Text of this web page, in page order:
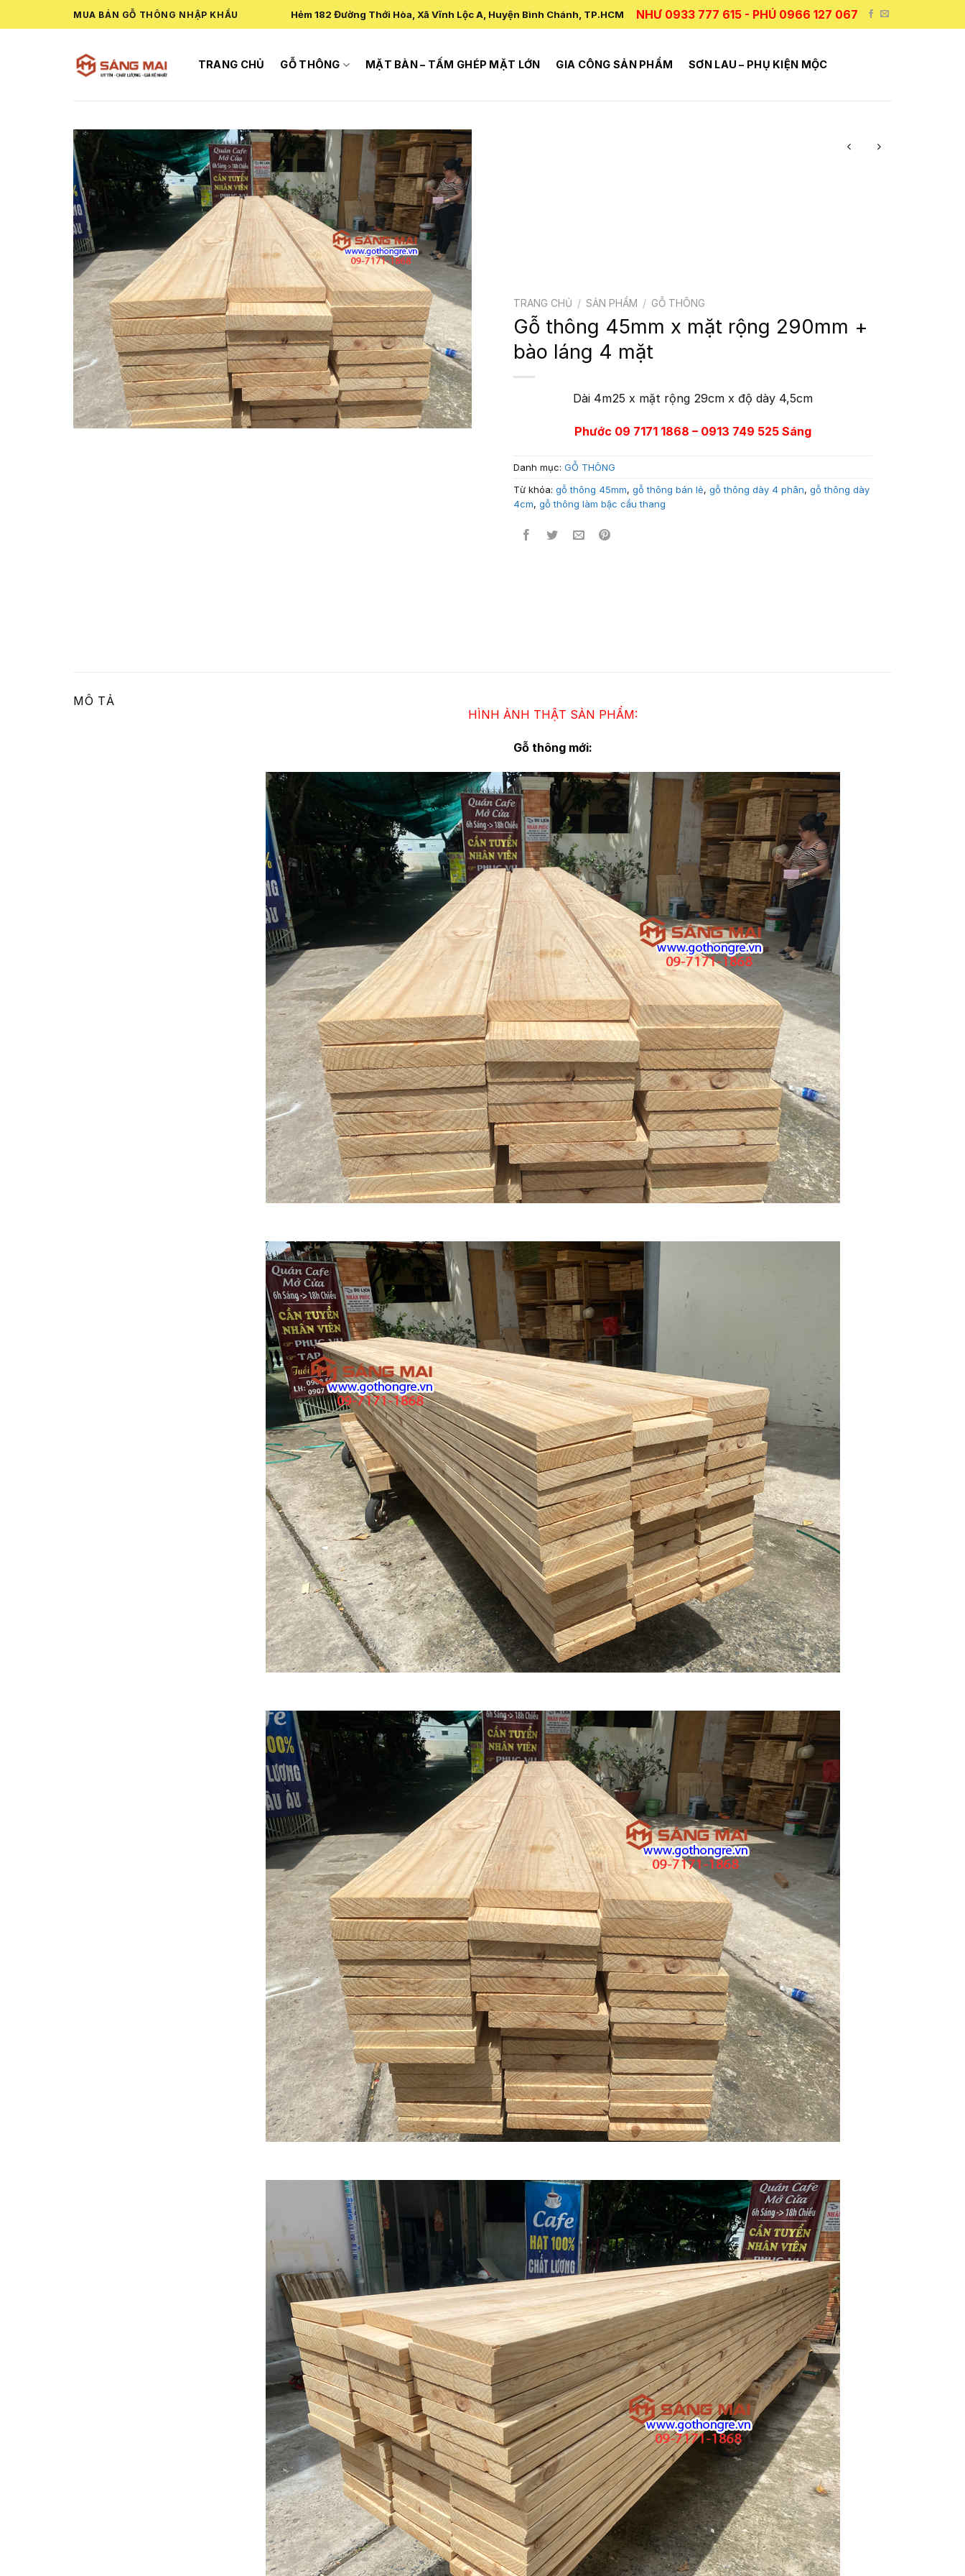
to
MUA BÁN GỖ THÔNG NHẬP KHẨU Hẻm 182 Đường Thới Hòa, Xã Vĩnh Lộc A, Huyện Bình Chánh, TP.HCM NHƯ 0933 777 615 - PHÚ 0966 127 067
TRANG CHỦ GỖ THÔNG MẶT BÀN – TẤM GHÉP MẶT LỚN GIA CÔNG SẢN PHẨM SƠN LAU – PHỤ KIỆN MỘC
TRANG CHỦ / SẢN PHẨM / GỖ THÔNG
Gỗ thông 45mm x mặt rộng 290mm +
bào láng 4 mặt
Dài 4m25 x mặt rộng 29cm x độ dày 4,5cm
Phước 09 7171 1868 – 0913 749 525 Sáng
Danh mục: GỖ THÔNG
Từ khóa: gỗ thông 45mm, gỗ thông bán lẻ, gỗ thông dày 4 phân, gỗ thông dày
4cm, gỗ thông làm bậc cầu thang
MÔ TẢ
HÌNH ẢNH THẬT SẢN PHẨM:
Gỗ thông mới: